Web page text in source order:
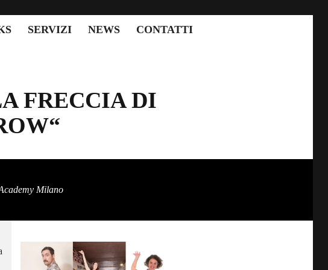
SERVIZI NEWS CONTATTI
FRECCIA DI
Milano